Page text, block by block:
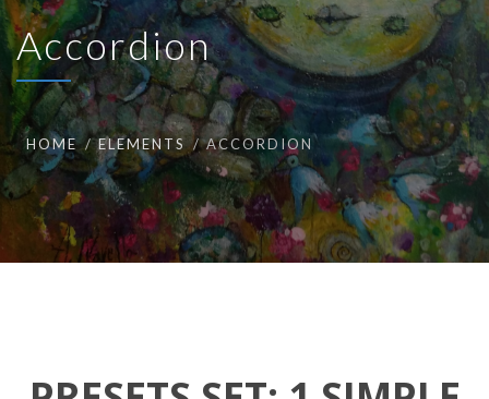
Accordion
HOME ELEMENTS ACCORDION